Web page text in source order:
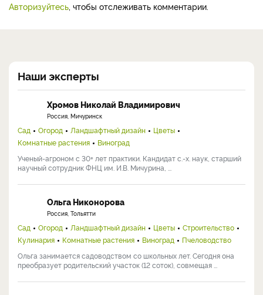
Авторизуйтесь, чтобы отслеживать комментарии.
Наши эксперты
Хромов Николай Владимирович
Россия, Мичуринск
Сад Огород Ландшафтный дизайн
Цветы
Комнатные растения
Виноград
Ученый-агроном с 30+ лет практики. Кандидат с.-х. наук, старший
научный сотрудник ФНЦ им. И.В. Мичурина, ...
Ольга Никонорова
Россия, Тольятти
Сад Огород Ландшафтный дизайн Цветы
Строительство
Кулинария
Комнатные растения Виноград
Пчеловодство
Ольга занимается садоводством со школьных лет. Сегодня она
преобразует родительский участок (12 соток), совмещая ...